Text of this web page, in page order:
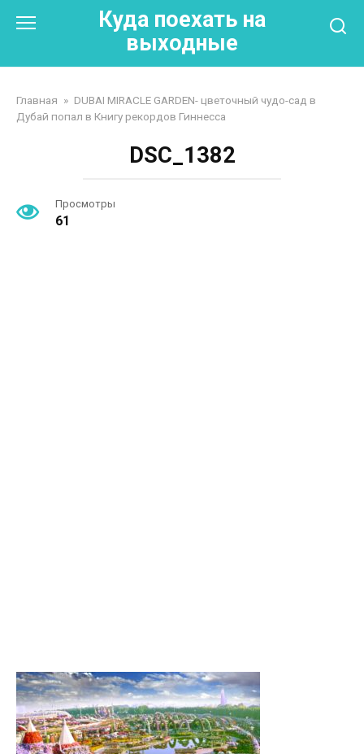
Куда поехать на
выходные
Главная » DUBAI MIRACLE GARDEN- цветочный чудо-сад в
Дубай попал в Книгу рекордов Гиннесса
DSC_1382
Просмотры
61